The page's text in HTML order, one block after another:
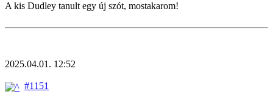
A kis Dudley tanult egy új szót, mostakarom!
2025.04.01. 12:52
#1151